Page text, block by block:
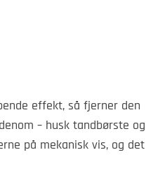
effekt, så fjerner den
– husk tandbørste og
på mekanisk vis, og det